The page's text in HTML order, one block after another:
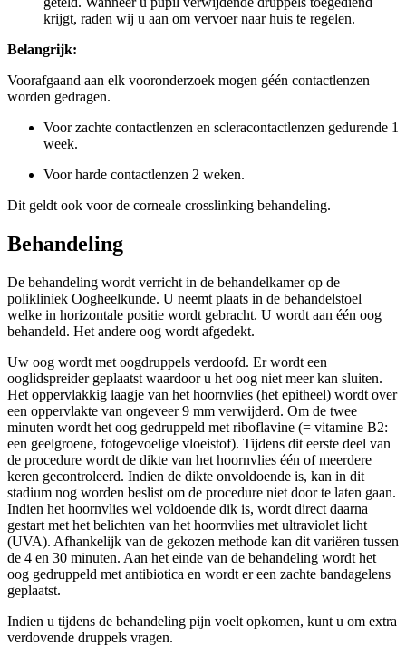
krijgt, raden wij u aan om vervoer naar huis te regelen.
Belangrijk:
Voorafgaand aan elk vooronderzoek mogen géén contactlenzen
worden gedragen.
Voor zachte contactlenzen en scleracontactlenzen gedurende 1
week.
Voor harde contactlenzen 2 weken.
Dit geldt ook voor de corneale crosslinking behandeling.
Behandeling
De behandeling wordt verricht in de behandelkamer op de
polikliniek Oogheelkunde. U neemt plaats in de behandelstoel
welke in horizontale positie wordt gebracht. U wordt aan één oog
behandeld. Het andere oog wordt afgedekt.
Uw oog wordt met oogdruppels verdoofd. Er wordt een
ooglidspreider geplaatst waardoor u het oog niet meer kan sluiten.
Het oppervlakkig laagje van het hoornvlies (het epitheel) wordt over
een oppervlakte van ongeveer 9 mm verwijderd. Om de twee
minuten wordt het oog gedruppeld met riboflavine (= vitamine B2:
een geelgroene, fotogevoelige vloeistof). Tijdens dit eerste deel van
de procedure wordt de dikte van het hoornvlies één of meerdere
keren gecontroleerd. Indien de dikte onvoldoende is, kan in dit
stadium nog worden beslist om de procedure niet door te laten gaan.
Indien het hoornvlies wel voldoende dik is, wordt direct daarna
gestart met het belichten van het hoornvlies met ultraviolet licht
(UVA). Afhankelijk van de gekozen methode kan dit variëren tussen
de 4 en 30 minuten. Aan het einde van de behandeling wordt het
oog gedruppeld met antibiotica en wordt er een zachte bandagelens
geplaatst.
Indien u tijdens de behandeling pijn voelt opkomen, kunt u om extra
verdovende druppels vragen.